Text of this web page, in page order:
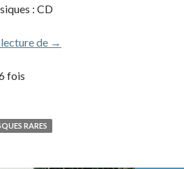
: CD
de Détente / unwind
→
fois
RARES